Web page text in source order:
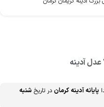
آدینه
پایانه آدینه کرمان در تاریخ شنبه